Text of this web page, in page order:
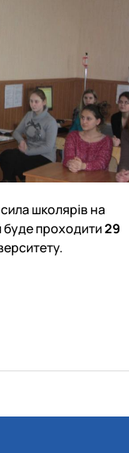
школярів на
буде проходити29